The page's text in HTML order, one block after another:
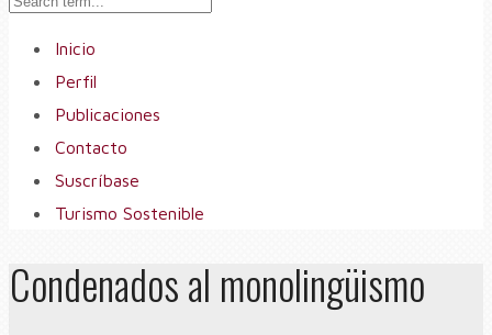
Inicio
Perfil
Publicaciones
Contacto
Suscríbase
Turismo Sostenible
Condenados al monolingüismo